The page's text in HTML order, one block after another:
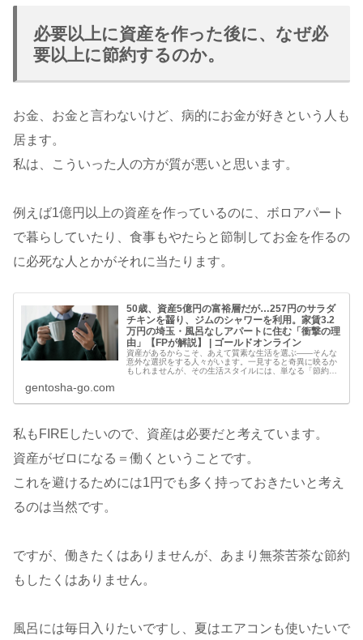
必要以上に資産を作った後に、なぜ必
要以上に節約するのか。
お金、お金と言わないけど、病的にお金が好きという人も
居ます。
私は、こういった人の方が質が悪いと思います。
例えば1億円以上の資産を作っているのに、ボロアパート
で暮らしていたり、食事もやたらと節制してお金を作るの
に必死な人とかがそれに当たります。
50歳、資産5億円の富裕層だが…257円のサラダ
チキンを齧り、ジムのシャワーを利用。家賃3.2
万円の埼玉・風呂なしアパートに住む「衝撃の理
由」【FPが解説】 | ゴールドオンライン
資産があるからこそ、あえて質素な生活を選ぶ――そんな
意外な選択をする人々がいます。一見すると奇異に映るか
もしれませんが、その生活スタイルには、単なる「節約」
gentosha-go.com
私もFIREしたいので、資産は必要だと考えています。
資産がゼロになる＝働くということです。
これを避けるためには1円でも多く持っておきたいと考え
るのは当然です。
ですが、働きたくはありませんが、あまり無茶苦茶な節約
もしたくはありません。
風呂には毎日入りたいですし、夏はエアコンも使いたいで